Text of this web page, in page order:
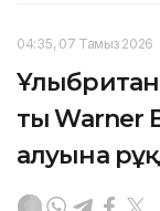
04:35, 07 Тамыз 2026
тың Warner
алуына